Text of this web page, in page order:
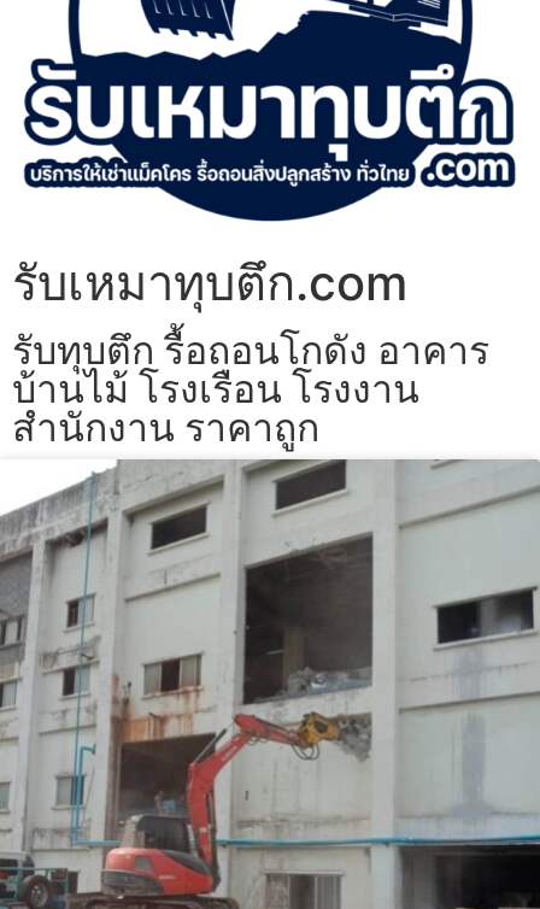
รับเหมาทุบตึก.com
รับทุบตึก รื้อถอนโกดัง อาคาร
บ้านไม้ โรงเรือน โรงงาน
สำนักงาน ราคาถูก